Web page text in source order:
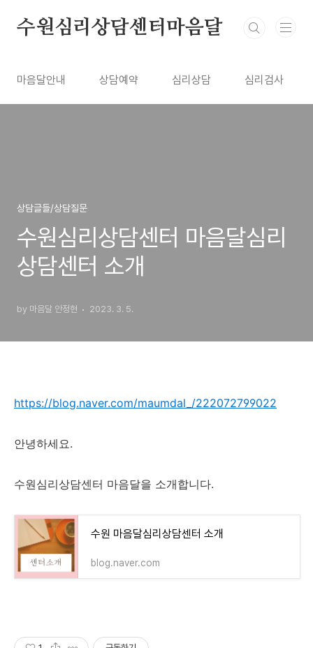
수원심리상담센터마음달
마음달안내 상담예약 심리상담 심리검사
상담글들/상담질문
수원심리상담센터 마음달심리
상담센터 소개
by 마음달 안정현 2023. 3. 5.
https://blog.naver.com/maumdal_/222072799022
안녕하세요.
수원심리상담센터 마음달을 소개합니다.
수원 마음달심리상담센터 소개
blog.naver.com